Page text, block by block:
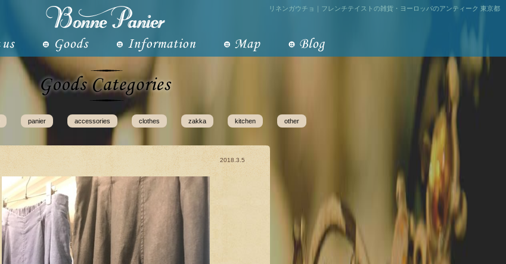
リネンガウチョ｜フレンチテイストの雑貨・ヨーロッパのアンティーク 東京都
panier accessories clothes zakka kitchen other
2018.3.5